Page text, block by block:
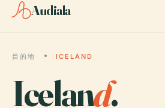
Audiala
目的地 ICELAND
Iceland.